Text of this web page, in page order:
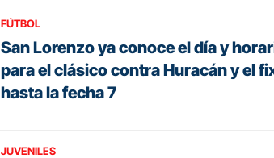
FÚTBOL
San Lorenzo ya conoce el día y
para el clásico contra Huracán y el
hasta la fecha 7
JUVENILES